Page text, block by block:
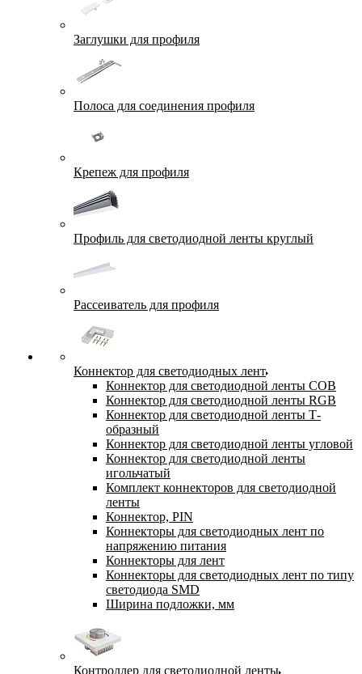
Заглушки для профиля
Полоса для соединения профиля
Крепеж для профиля
Профиль для светодиодной ленты круглый
Рассеиватель для профиля
Коннектор для светодиодных лент
Коннектор для светодиодной ленты COB
Коннектор для светодиодной ленты RGB
Коннектор для светодиодной ленты Т-
образный
Коннектор для светодиодной ленты угловой
Коннектор для светодиодной ленты
игольчатый
Комплект коннекторов для светодиодной
ленты
Коннектор, PIN
Коннекторы для светодиодных лент по
напряжению питания
Коннекторы для лент
Коннекторы для светодиодных лент по типу
светодиода SMD
Ширина подложки, мм
Контроллер для светодиодной ленты